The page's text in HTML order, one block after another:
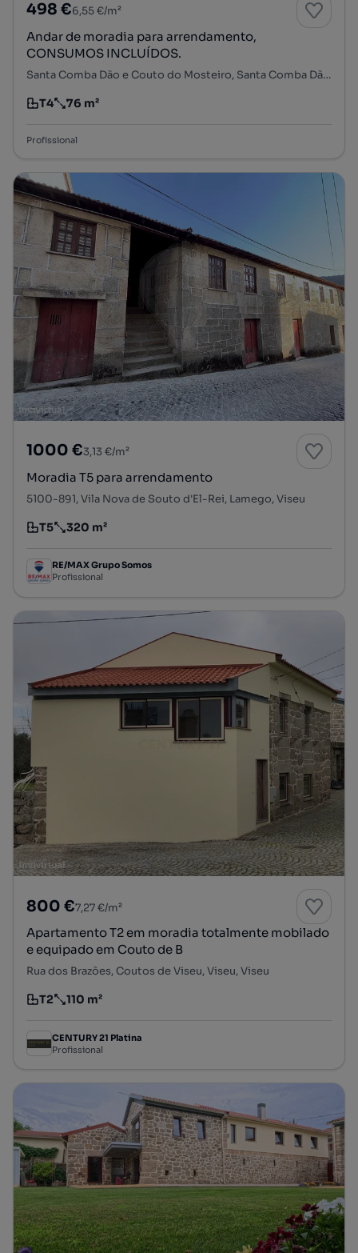
498 €6,55 €/m²
Andar de moradia para arrendamento,
CONSUMOS INCLUÍDOS.
Santa Comba Dão e Couto do Mosteiro, Santa Comba Dão, Viseu
Tipologia
T4
Preço por metro quadrado
76 m²
Profissional
1000 €3,13 €/m²
Moradia T5 para arrendamento
5100-891, Vila Nova de Souto d'El-Rei, Lamego, Viseu
Tipologia
T5
Preço por metro quadrado
320 m²
RE/MAX Grupo Somos
Profissional
800 €7,27 €/m²
Apartamento T2 em moradia totalmente mobilado
e equipado em Couto de B
Rua dos Brazões, Coutos de Viseu, Viseu, Viseu
Tipologia
T2
Preço por metro quadrado
110 m²
CENTURY 21 Platina
Profissional